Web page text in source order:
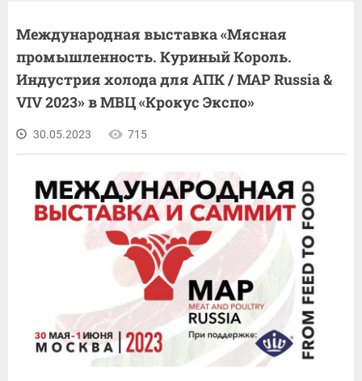
Международная выставка «Мясная
промышленность. Куриный Король.
Индустрия холода для АПК / MAP Russia &
VIV 2023» в МВЦ «Крокус Экспо»
30.05.2023 715